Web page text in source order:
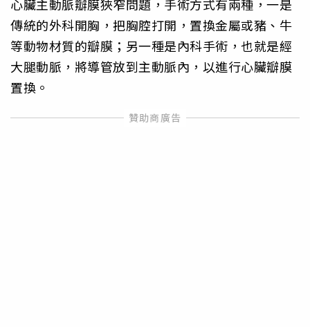
心臟主動脈瓣膜狹窄問題，手術方式有兩種，一是
傳統的外科開胸，把胸腔打開，置換金屬或豬、牛
等動物材質的瓣膜；另一種是內科手術，也就是經
大腿動脈，將導管放到主動脈內，以進行心臟瓣膜
置換。